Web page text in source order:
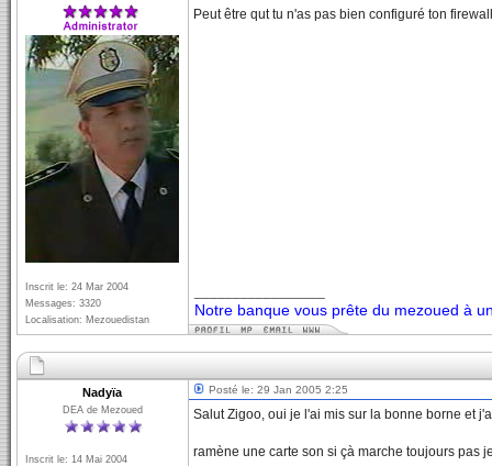
Inscrit le: 24 Mar 2004
Messages: 3320
Localisation: Mezouedistan
Peut être qut tu n'as pas bien configuré ton
Notre banque vous prête du mezoued à
Nadyïa
DEA de Mezoued
Inscrit le: 14 Mai 2004
Posté le: 29 Jan 2005 2:25
Salut Zigoo, oui je l'ai mis sur la bonne borne et
ramène une carte son si çà marche toujours pas